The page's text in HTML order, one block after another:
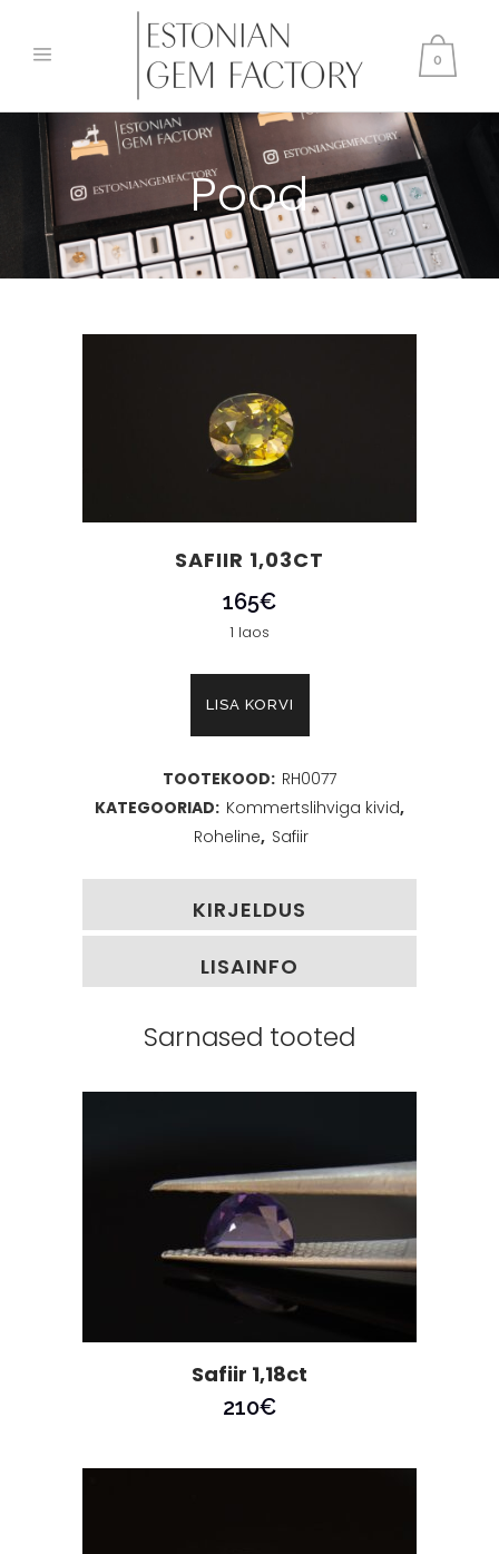
0
Pood
SAFIIR 1,03CT
165€
1 laos
LISA KORVI
TOOTEKOOD: RH0077
KATEGOORIAD: Kommertslihviga kivid,
Roheline, Safiir
KIRJELDUS
LISAINFO
Sarnased tooted
Safiir 1,18ct
210€